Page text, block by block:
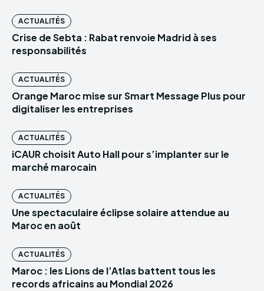
ACTUALITÉS
Crise de Sebta : Rabat renvoie Madrid à ses
responsabilités
ACTUALITÉS
Orange Maroc mise sur Smart Message Plus pour
digitaliser les entreprises
ACTUALITÉS
iCAUR choisit Auto Hall pour s’implanter sur le
marché marocain
ACTUALITÉS
Une spectaculaire éclipse solaire attendue au
Maroc en août
ACTUALITÉS
Maroc : les Lions de l’Atlas battent tous les
records africains au Mondial 2026